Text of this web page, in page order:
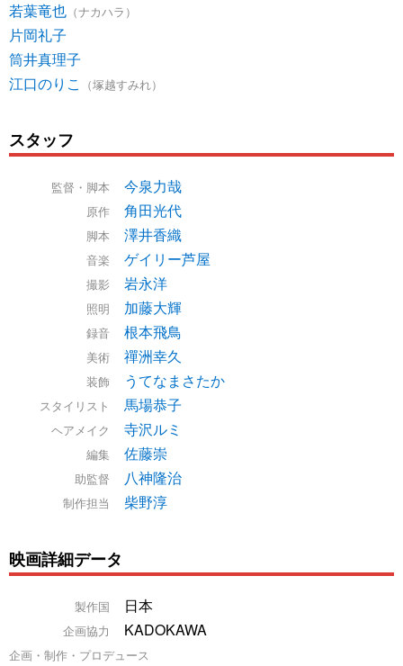
若葉竜也 （ナカハラ）
片岡礼子
筒井真理子
江口のりこ （塚越すみれ）
スタッフ
監督・脚本 今泉力哉
原作 角田光代
脚本 澤井香織
音楽 ゲイリー芦屋
撮影 岩永洋
照明 加藤大輝
録音 根本飛鳥
美術 禪洲幸久
装飾 うてなまさたか
スタイリスト 馬場恭子
ヘアメイク 寺沢ルミ
編集 佐藤崇
助監督 八神隆治
制作担当 柴野淳
映画詳細データ
製作国 日本
企画協力 KADOKAWA
企画・制作・プロデュース